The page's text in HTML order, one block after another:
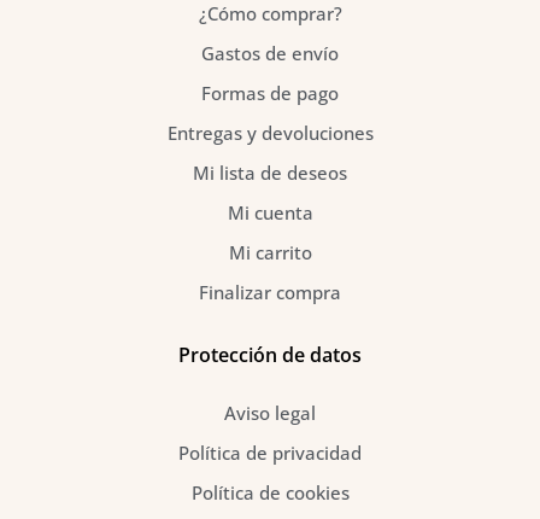
¿Cómo comprar?
Gastos de envío
Formas de pago
Entregas y devoluciones
Mi lista de deseos
Mi cuenta
Mi carrito
Finalizar compra
Protección de datos
Aviso legal
Política de privacidad
Política de cookies